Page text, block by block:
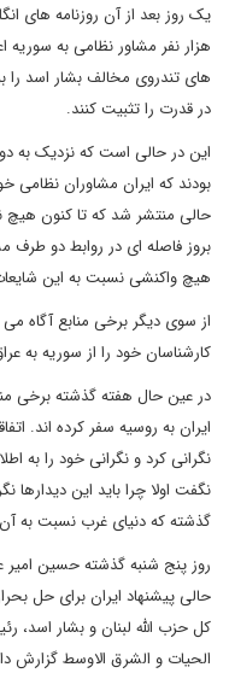
یک روز بعد از آن روزنامه های
هزار نفر مشاور نظامی به سوریه
های تندروی مخالف بشار اسد را
در قدرت را تثبیت کنند.
این در حالی است که نزدیک به
بودند که ایران مشاوران نظامی
حالی منتشر شد که تا کنون هیچ
بروز فاصله ای در روابط دو طرف
هیچ واکنشی نسبت به این
از سوی دیگر برخی منابع آگاه
کارشناسان خود را از سوریه به
در عین حال هفته گذشته برخی
ایران به روسیه سفر کرده اند.
نگرانی کرد و نگرانی خود را به
نگفت اولا چرا باید این دیدارها
گذشته که دنیای غرب نسبت به
روز پنج شنبه گذشته حسین امیر
حالی پیشنهاد ایران برای حل
کل حزب الله لبنان و بشار اسد،
الحیات و الشرق الاوسط گزارش